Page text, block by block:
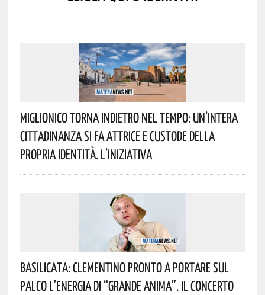
Miglionico Torna Indietro Nel Tempo: Un’intera
Cittadinanza Si Fa Attrice E Custode Della
Propria Identità. L’iniziativa
Basilicata: Clementino Pronto A Portare Sul
Palco L’energia Di “Grande Anima”. Il Concerto